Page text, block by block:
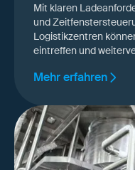
Mit klaren
und
Logistikzentren
eintreffen und
Mehr erfahren